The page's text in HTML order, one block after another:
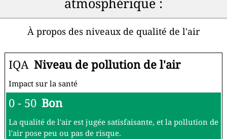
À propos des niveaux de qualité de l'air
IQA Niveau de pollution de l'air
Impact sur la santé
0 - 50 Bon
La qualité de l'air est jugée satisfaisante, et la pollution de
l'air pose peu ou pas de risque.